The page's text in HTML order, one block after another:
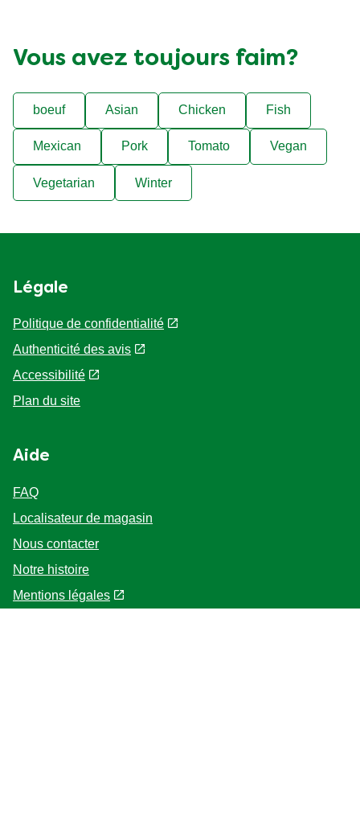
Vous avez toujours faim?
boeuf Asian Chicken Fish
Mexican Pork Tomato Vegan
Vegetarian Winter
Légale
Politique de confidentialité
Paramètres des cookies
Authenticité des avis
Accessibilité
FAQ
Localisateur de magasin
Nous contacter
Notre histoire